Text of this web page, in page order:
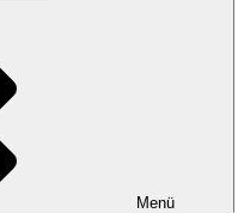
Menü